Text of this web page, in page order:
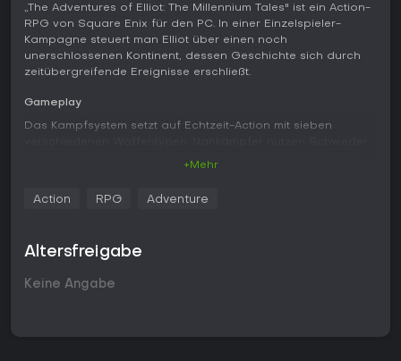
„The Adventures of Elliot: The Millennium Tales" ist ein Action-
RPG von Square Enix für den PC. In einer Einzelspieler-
Kampagne steuert man Elliot über einen noch
unerschlossenen Kontinent, dessen Geschichte sich durch
zeitübergreifende Ereignisse erschließt.
Gameplay
Das Kampfsystem setzt auf Echtzeit-Action mit sieben
freischalten - etwa zusätzliche Treffer auf umstehende Ziele
Eine Feen-Begleiterin unterstützt Elliot fortlaufend mit
auf der Weltkarte erhöht. Erkundung bedeutet, offene
+Mehr
Action RPG Adventure
Altersfreigabe
Keine Angabe